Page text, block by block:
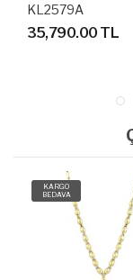
KL2579A
35,790.00 TL
KARGO
BEDAVA